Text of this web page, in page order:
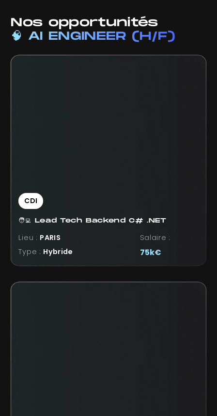
Nos opportunités
🧠 AI ENGINEER (H/F)
CDI
🧑‍💻 Lead Tech Backend C# .NET
Lieu : PARIS
Type : Hybride
Salaire :
75k€